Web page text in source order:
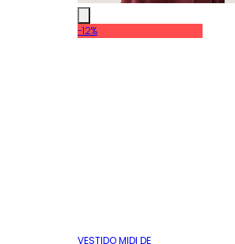
-12%
VESTIDO MIDI DE